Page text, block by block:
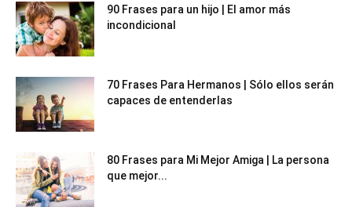
90 Frases para un hijo | El amor más
incondicional
70 Frases Para Hermanos | Sólo ellos serán
capaces de entenderlas
80 Frases para Mi Mejor Amiga | La persona
que mejor...